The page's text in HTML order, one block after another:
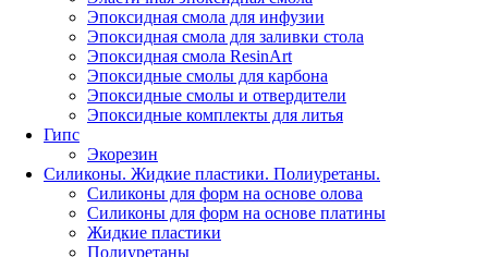
Эпоксидная смола для инфузии
Эпоксидная смола для заливки стола
Эпоксидная смола ResinArt
Эпоксидные смолы для карбона
Эпоксидные смолы и отвердители
Эпоксидные комплекты для литья
Гипс
Экорезин
Силиконы. Жидкие пластики. Полиуретаны.
Силиконы для форм на основе олова
Силиконы для форм на основе платины
Жидкие пластики
Полиуретаны